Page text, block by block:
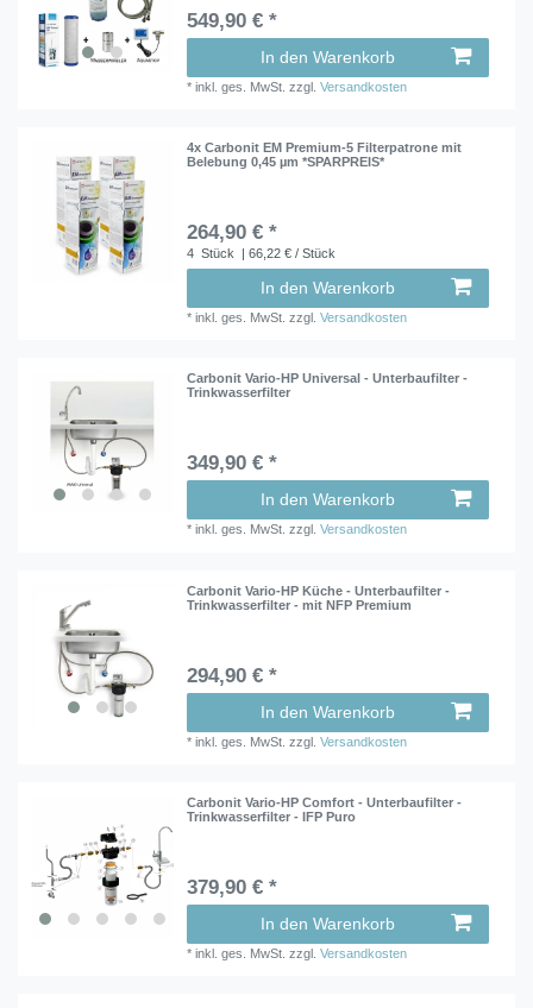
549,90 € *
In den Warenkorb
*inkl. ges. MwSt. zzgl.Versandkosten
4x Carbonit EM Premium-5 Filterpatrone mit
Belebung 0,45 µm *SPARPREIS*
264,90 € *
4 Stück | 66,22 € / Stück
In den Warenkorb
*inkl. ges. MwSt. zzgl.Versandkosten
Carbonit Vario-HP Universal - Unterbaufilter -
Trinkwasserfilter
349,90 € *
In den Warenkorb
*inkl. ges. MwSt. zzgl.Versandkosten
Carbonit Vario-HP Küche - Unterbaufilter -
Trinkwasserfilter - mit NFP Premium
294,90 € *
In den Warenkorb
*inkl. ges. MwSt. zzgl.Versandkosten
Carbonit Vario-HP Comfort - Unterbaufilter -
Trinkwasserfilter - IFP Puro
379,90 € *
In den Warenkorb
*inkl. ges. MwSt. zzgl.Versandkosten